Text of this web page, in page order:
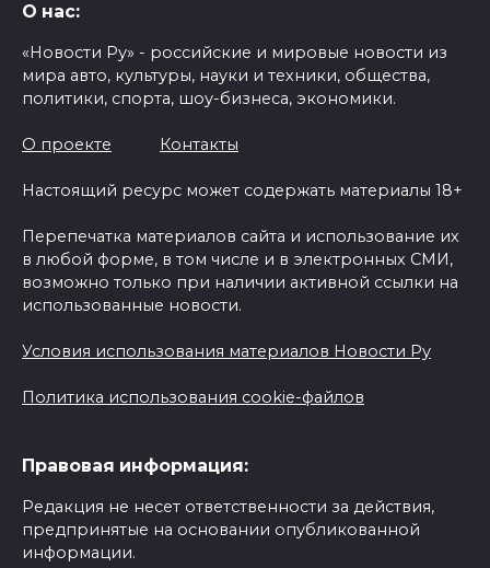
О нас:
«Новости Ру» - российские и мировые новости из
мира авто, культуры, науки и техники, общества,
политики, спорта, шоу-бизнеса, экономики.
О проекте Контакты
Настоящий ресурс может содержать материалы 18+
Перепечатка материалов сайта и использование их
в любой форме, в том числе и в электронных СМИ,
возможно только при наличии активной ссылки на
использованные новости.
Условия использования материалов Новости Ру
Политика использования cookie-файлов
Правовая информация:
Редакция не несет ответственности за действия,
предпринятые на основании опубликованной
информации.